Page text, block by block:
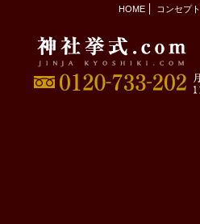
HOME コンセプト